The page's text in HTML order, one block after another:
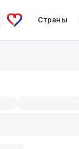
Страны